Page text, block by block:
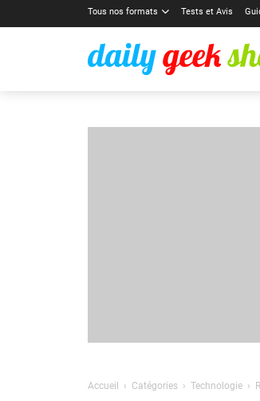
Tous nos formats Tests et Avis
Accueil Catégories Technologie